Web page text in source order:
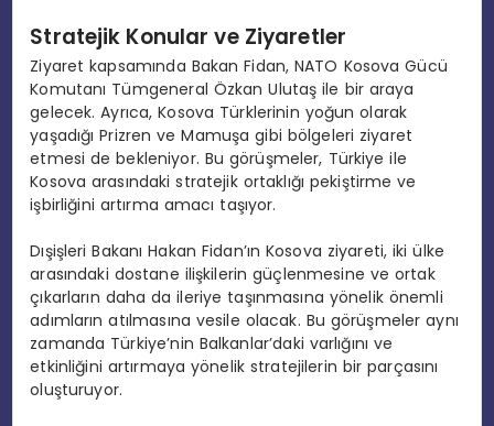
Stratejik Konular ve Ziyaretler
Ziyaret kapsamında Bakan Fidan, NATO Kosova Gücü
Komutanı Tümgeneral Özkan Ulutaş ile bir araya
gelecek. Ayrıca, Kosova Türklerinin yoğun olarak
yaşadığı Prizren ve Mamuşa gibi bölgeleri ziyaret
etmesi de bekleniyor. Bu görüşmeler, Türkiye ile
Kosova arasındaki stratejik ortaklığı pekiştirme ve
işbirliğini artırma amacı taşıyor.
Dışişleri Bakanı Hakan Fidan’ın Kosova ziyareti, iki ülke
arasındaki dostane ilişkilerin güçlenmesine ve ortak
çıkarların daha da ileriye taşınmasına yönelik önemli
adımların atılmasına vesile olacak. Bu görüşmeler aynı
zamanda Türkiye’nin Balkanlar’daki varlığını ve
etkinliğini artırmaya yönelik stratejilerin bir parçasını
oluşturuyor.